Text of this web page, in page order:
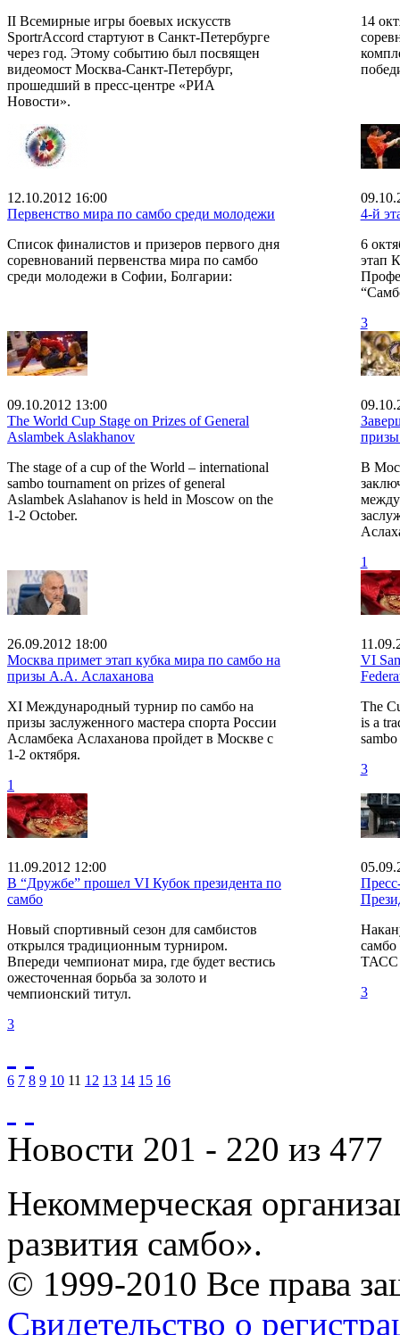
II Всемирные игры боевых искусств
SportrAccord стартуют в Санкт-Петербурге
через год. Этому событию был посвящен
видеомост Москва-Санкт-Петербург,
прошедший в пресс-центре «РИА
Новости».
14
12.10.2012 16:00
Первенство мира по самбо среди молодежи
Список финалистов и призеров первого дня
соревнований первенства мира по самбо
среди молодежи в Софии, Болгарии:
4-й
6
этап
3
09.10.2012 13:00
The World Cup Stage on Prizes of General
Aslambek Aslakhanov
The stage of a cup of the World – international
sambo tournament on prizes of general
Aslambek Aslahanov is held in Moscow on the
1-2 October.
В
1
26.09.2012 18:00
Москва примет этап кубка мира по самбо на
призы А.А. Аслаханова
XI Международный турнир по самбо на
призы заслуженного мастера спорта России
Асламбека Аслаханова пройдет в Москве с
1-2 октября.
1
VI
The
is a
sambo
3
11.09.2012 12:00
В “Дружбе” прошел VI Кубок президента по
самбо
Новый спортивный сезон для самбистов
открылся традиционным турниром.
Впереди чемпионат мира, где будет вестись
ожесточенная борьба за золото и
чемпионский титул.
3
ТАСС
3
6 7 8 9 10 11 12 13 14 15 16
Новости 201 - 220 из 477
Некоммерческая
развития самбо».
© 1999-2010 Все права
Свидетельство о